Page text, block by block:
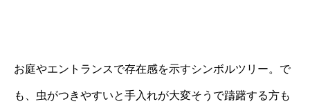
お庭やエントランスで存在感を示すシンボルツリー。で
も、虫がつきやすいと手入れが大変そうで躊躇する方も